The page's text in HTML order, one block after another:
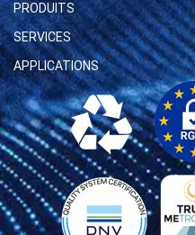
PRODUITS
SERVICES
APPLICATIONS